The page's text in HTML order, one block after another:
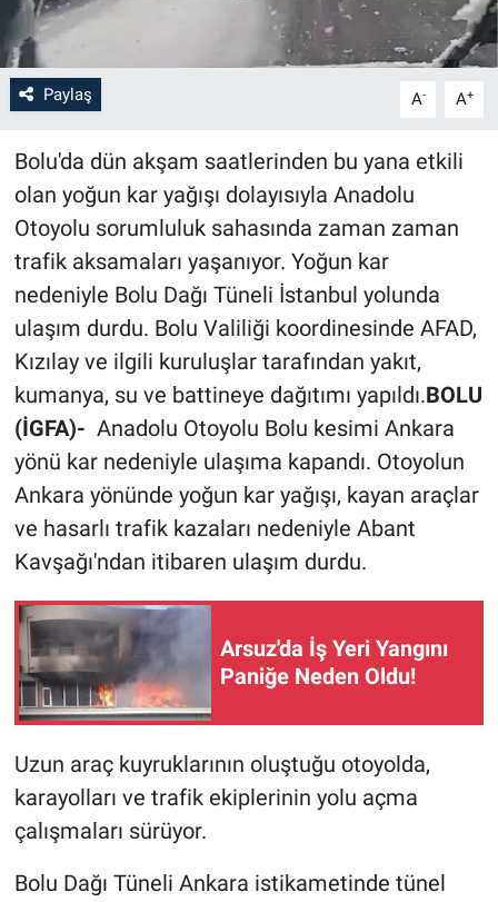
Paylaş A- A+
Bolu'da dün akşam saatlerinden bu yana etkili
olan yoğun kar yağışı dolayısıyla Anadolu
Otoyolu sorumluluk sahasında zaman zaman
trafik aksamaları yaşanıyor. Yoğun kar
nedeniyle Bolu Dağı Tüneli İstanbul yolunda
ulaşım durdu. Bolu Valiliği koordinesinde AFAD,
Kızılay ve ilgili kuruluşlar tarafından yakıt,
kumanya, su ve battineye dağıtımı yapıldı.BOLU
(İGFA)- Anadolu Otoyolu Bolu kesimi Ankara
yönü kar nedeniyle ulaşıma kapandı. Otoyolun
Ankara yönünde yoğun kar yağışı, kayan araçlar
ve hasarlı trafik kazaları nedeniyle Abant
Kavşağı'ndan itibaren ulaşım durdu.
Arsuz'da İş Yeri Yangını
Paniğe Neden Oldu!
Uzun araç kuyruklarının oluştuğu otoyolda,
karayolları ve trafik ekiplerinin yolu açma
çalışmaları sürüyor.
Bolu Dağı Tüneli Ankara istikametinde tünel